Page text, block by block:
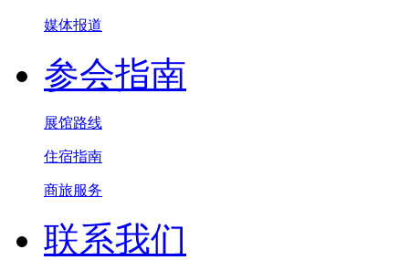
媒体报道
参会指南
展馆路线
住宿指南
商旅服务
联系我们